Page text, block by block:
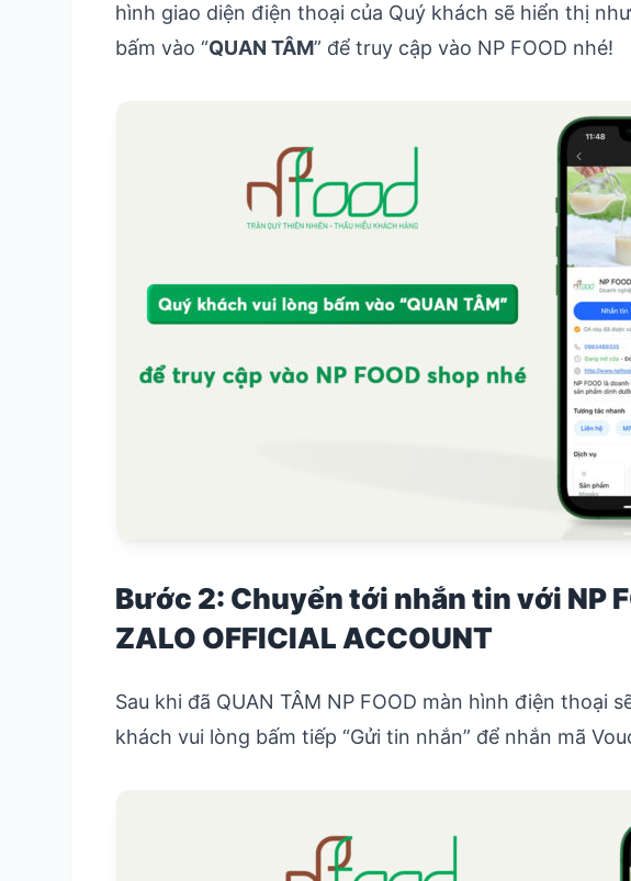
hình giao diện điện thoại của Quý khách sẽ hiển thị
bấm vào “QUAN TÂM” để truy cập vào NP FOOD nhé!
Bước 2: Chuyển tới nhắn tin với NP
ZALO OFFICIAL ACCOUNT
Sau khi đã QUAN TÂM NP FOOD màn hình điện thoại
khách vui lòng bấm tiếp “Gửi tin nhắn” để nhắn mã